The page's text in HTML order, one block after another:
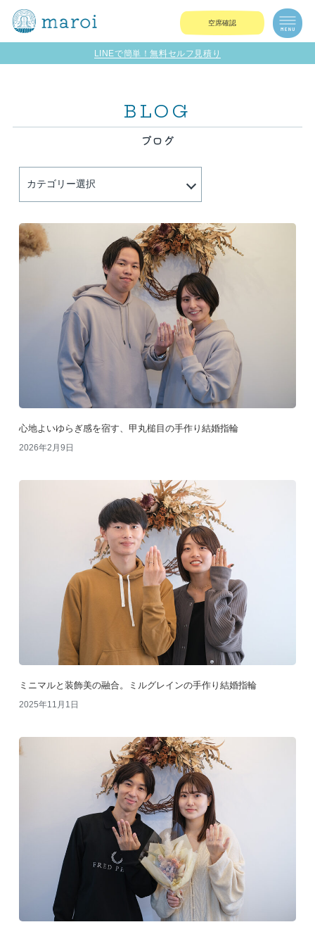
空席確認
LINEで簡単！無料セルフ見積り
BLOG
ブログ
心地よいゆらぎ感を宿す、甲丸槌目の手作り結婚指輪
2026年2月9日
ミニマルと装飾美の融合。ミルグレインの手作り結婚指輪
2025年11月1日